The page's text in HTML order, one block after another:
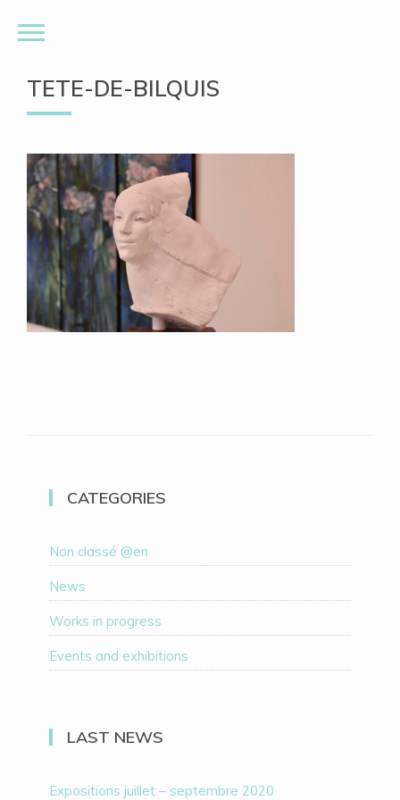
TETE-DE-BILQUIS
CATEGORIES
Non classé @en
News
Works in progress
Events and exhibitions
LAST NEWS
Expositions juillet – septembre 2020